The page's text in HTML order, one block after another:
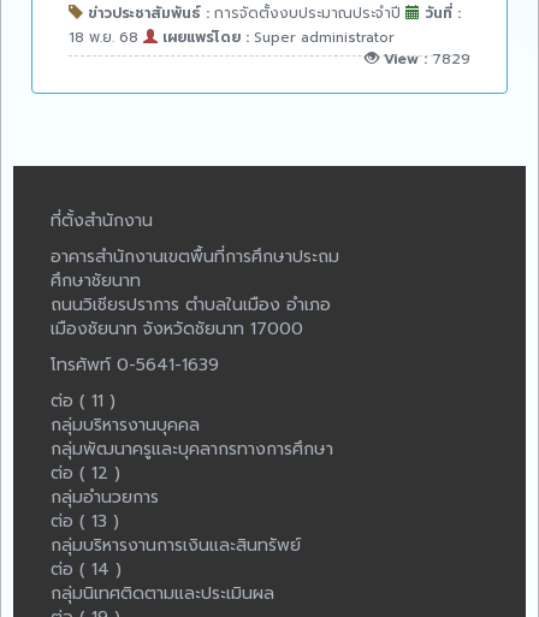
ข่าวประชาสัมพันธ์ : การจัดตั้งงบประมาณประจำปี
วันที่ :
18 พ.ย. 68
เผยแพร่โดย : Super administrator
View :7829
ที่ตั้งสำนักงาน
อาคารสำนักงานเขตพื้นที่การศึกษาประถม
ศึกษาชัยนาท
ถนนวิเชียรปราการ ตำบลในเมือง อำเภอ
เมืองชัยนาท จังหวัดชัยนาท 17000
โทรศัพท์ 0-5641-1639
ต่อ ( 11 )
กลุ่มบริหารงานบุคคล
กลุ่มพัฒนาครูและบุคลากรทางการศึกษา
ต่อ ( 12 )
กลุ่มอำนวยการ
ต่อ ( 13 )
กลุ่มบริหารงานการเงินและสินทรัพย์
ต่อ ( 14 )
กลุ่มนิเทศติดตามและประเมินผล